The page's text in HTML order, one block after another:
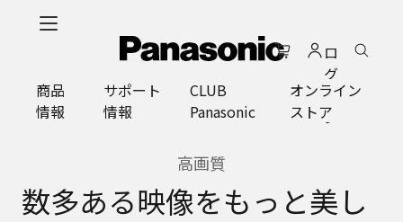
ロ
グ
イ
ン
商品
情報
サポート
情報
CLUB
Panasonic
オンライン
ストア
高画質
数多ある映像をもっと美し